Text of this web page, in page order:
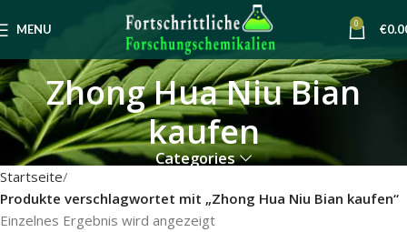
MENU 0 €
Zhong Hua Niu Bian
kaufen
Categories
Startseite
Produkte verschlagwortet mit „Zhong Hua Niu Bian kaufen“
Einzelnes Ergebnis wird angezeigt